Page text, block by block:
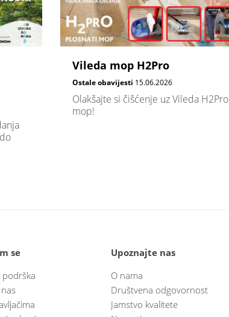
Vileda mop H2Pro
Ostale obavijesti 15.06.2026
Olakšajte si čišćenje uz Vileda H2Pro
mop!
se
podrška
Upoznajte nas
O nama
Društvena odgovornost
Jamstvo kvalitete